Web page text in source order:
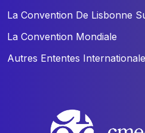
La Convention De Lisbonne
La Convention Mondiale
Autres Ententes